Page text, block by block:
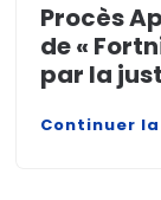
Procès
de «
par la
Continuer